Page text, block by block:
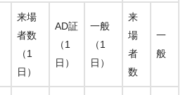
来場
者数
（1
日）
AD証
（1
日）
一般
（1
日）
来
場
者
数
一
般